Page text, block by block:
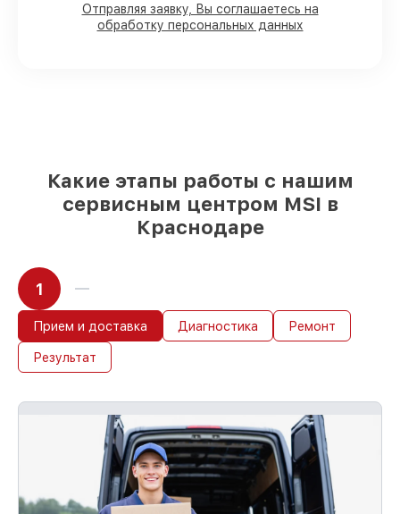
80%работ в присутствии заказчика
90%комплектующих для материнских
обслуживание началось сразу
Отправляя заявку, Вы соглашаетесь на
обработку персональных данных
Какие этапы работы с нашим
сервисным центром MSI в
Краснодаре
1
Прием и доставка Диагностика Ремонт
Результат